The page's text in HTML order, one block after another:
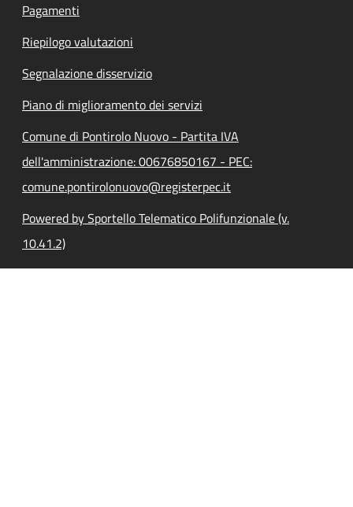
Pagamenti
Riepilogo valutazioni
Segnalazione disservizio
Piano di miglioramento dei servizi
Comune di Pontirolo Nuovo - Partita IVA
dell'amministrazione: 00676850167 - PEC:
comune.pontirolonuovo@registerpec.it
Powered by Sportello Telematico Polifunzionale (v.
10.41.2)